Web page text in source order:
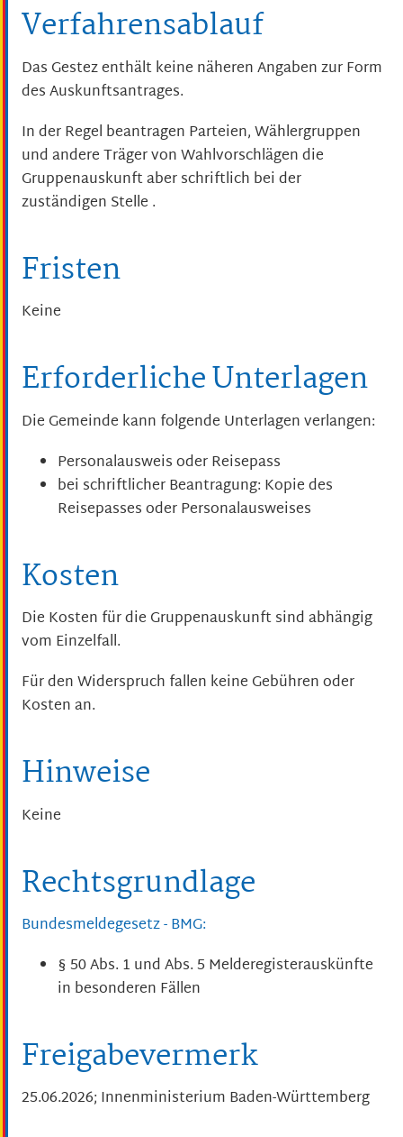
Verfahrensablauf
Das Gestez enthält keine näheren Angaben zur Form
des Auskunftsantrages.
In der Regel beantragen Parteien, Wählergruppen
und andere Träger von Wahlvorschlägen die
Gruppenauskunft aber schriftlich bei der
zuständigen Stelle .
Fristen
Keine
Erforderliche Unterlagen
Die Gemeinde kann folgende Unterlagen verlangen:
Personalausweis oder Reisepass
bei schriftlicher Beantragung: Kopie des
Reisepasses oder Personalausweises
Kosten
Die Kosten für die Gruppenauskunft sind abhängig
vom Einzelfall.
Für den Widerspruch fallen keine Gebühren oder
Kosten an.
Hinweise
Keine
Rechtsgrundlage
Bundesmeldegesetz - BMG:
§ 50 Abs. 1 und Abs. 5 Melderegisterauskünfte
in besonderen Fällen
Freigabevermerk
25.06.2026; Innenministerium Baden-Württemberg